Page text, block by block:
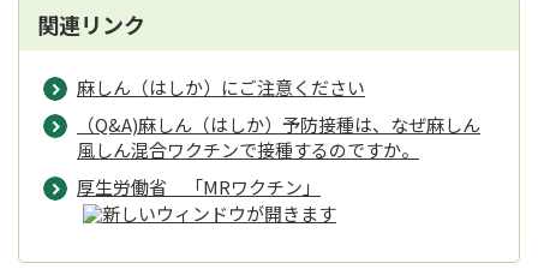
関連リンク
麻しん（はしか）にご注意ください
（Q&A)麻しん（はしか）予防接種は、なぜ麻しん
風しん混合ワクチンで接種するのですか。
厚生労働省 「MRワクチン」